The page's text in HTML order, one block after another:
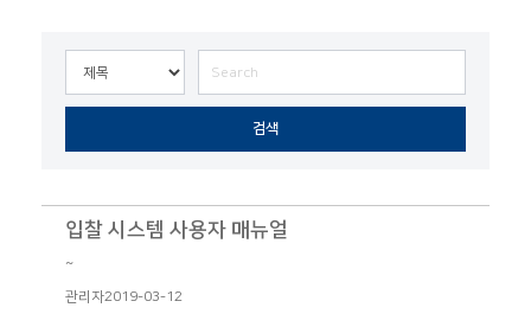
검색
입찰 시스템 사용자 매뉴얼
~
관리자2019-03-12